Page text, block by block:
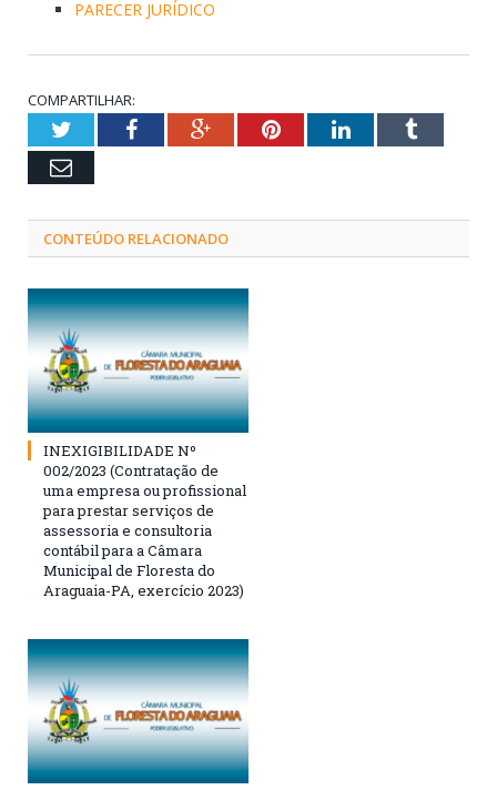
PARECER JURÍDICO
COMPARTILHAR:
TwitterFacebookGoogle+PinterestLinkedInTumblr
Email
CONTEÚDO RELACIONADO
INEXIGIBILIDADE Nº
002/2023 (Contratação de
uma empresa ou profissional
para prestar serviços de
assessoria e consultoria
contábil para a Câmara
Municipal de Floresta do
Araguaia-PA, exercício 2023)